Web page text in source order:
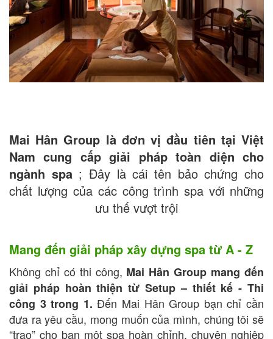
Mai Hân Group là đơn vị đầu tiên tại Việt
Nam cung cấp giải pháp toàn diện cho
ngành spa ; Đây là cái tên bảo chứng cho
chất lượng của các công trình spa với những
ưu thế vượt trội
Mang đến giải pháp xây dựng spa từ A - Z
Không chỉ có thi công, Mai Hân Group mang đến
giải pháp hoàn thiện từ Setup – thiết kế - Thi
công 3 trong 1. Đến Mai Hân Group bạn chỉ cần
đưa ra yêu cầu, mong muốn của mình, chúng tôi sẽ
“trao” cho bạn một spa hoàn chỉnh, chuyên nghiệp